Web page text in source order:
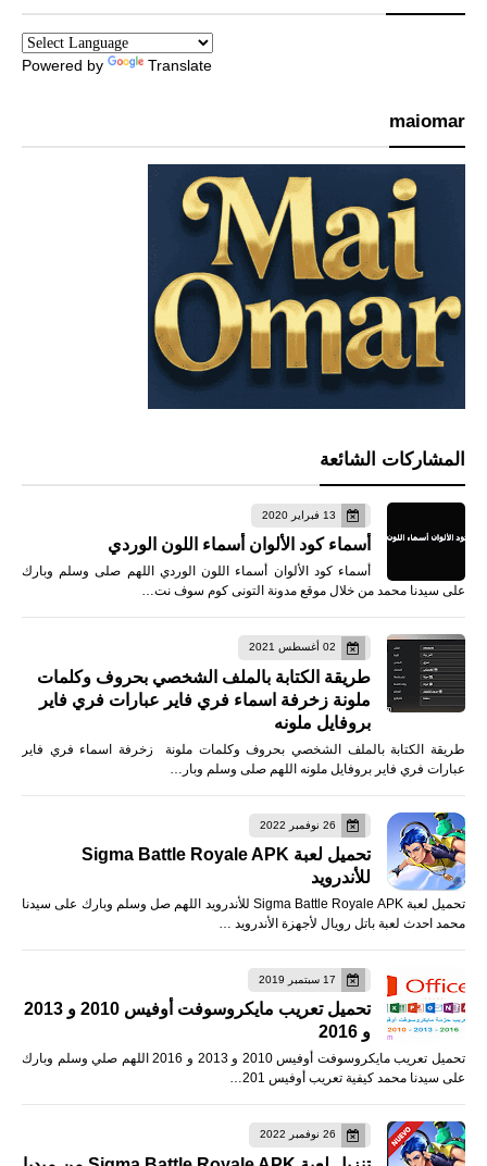
Powered by Translate
maiomar
المشاركات الشائعة
13 فبراير 2020
أسماء كود الألوان أسماء اللون الوردي
أسماء كود الألوان أسماء اللون الوردي اللهم صلى وسلم وبارك
على سيدنا محمد من خلال موقع مدونة التونى كوم سوف نت…
02 أغسطس 2021
طريقة الكتابة بالملف الشخصي بحروف وكلمات
ملونة زخرفة اسماء فري فاير عبارات فري فاير
بروفايل ملونه
طريقة الكتابة بالملف الشخصي بحروف وكلمات ملونة زخرفة اسماء فري فاير
عبارات فري فاير بروفايل ملونه اللهم صلى وسلم وبار…
26 نوفمبر 2022
تحميل لعبة Sigma Battle Royale APK
للأندرويد
تحميل لعبة Sigma Battle Royale APK للأندرويد اللهم صل وسلم وبارك على سيدنا
محمد احدث لعبة باتل رويال لأجهزة الأندرويد …
17 سبتمبر 2019
تحميل تعريب مايكروسوفت أوفيس 2010 و 2013
و 2016
تحميل تعريب مايكروسوفت أوفيس 2010 و 2013 و 2016 اللهم صلي وسلم وبارك
على سيدنا محمد كيفية تعريب أوفيس 201…
26 نوفمبر 2022